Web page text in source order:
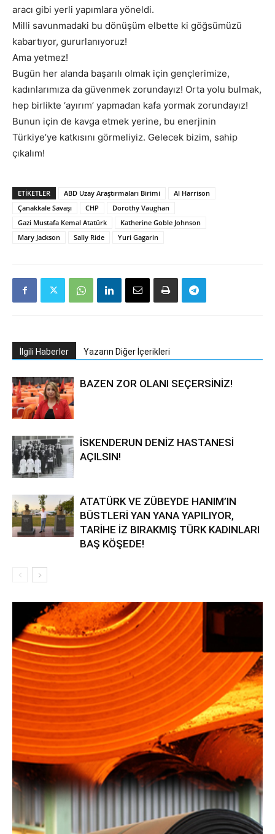
aracı gibi yerli yapımlara yöneldi.
Milli savunmadaki bu dönüşüm elbette ki göğsümüzü
kabartıyor, gururlanıyoruz!
Ama yetmez!
Bugün her alanda başarılı olmak için gençlerimize,
kadınlarımıza da güvenmek zorundayız! Orta yolu bulmak,
hep birlikte ‘ayırım’ yapmadan kafa yormak zorundayız!
Bunun için de kavga etmek yerine, bu enerjinin
Türkiye’ye katkısını görmeliyiz. Gelecek bizim, sahip
çıkalım!
ETIKETLER ABD Uzay Araştırmaları Birimi
Al Harrison
Çanakkale Savaşı
CHP
Dorothy Vaughan
Gazi Mustafa Kemal Atatürk
Katherine Goble Johnson
Mary Jackson
Sally Ride Yuri Gagarin
İlgili Haberler Yazarın Diğer İçerikleri
BAZEN ZOR OLANI SEÇERSİNİZ!
İSKENDERUN DENİZ HASTANESİ
AÇILSIN!
ATATÜRK VE ZÜBEYDE HANIM’IN
BÜSTLERİ YAN YANA YAPILIYOR,
TARİHE İZ BIRAKMIŞ TÜRK KADINLARI
BAŞ KÖŞEDE!